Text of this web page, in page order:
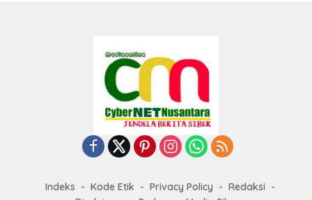
Indeks Kode Etik Privacy Policy
Redaksi